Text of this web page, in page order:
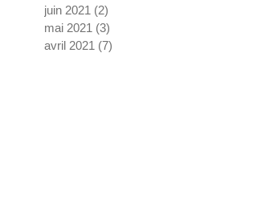
juin 2021 (2)
mai 2021 (3)
avril 2021 (7)